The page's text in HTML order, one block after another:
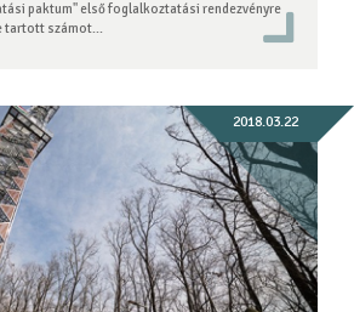
paktum" első foglalkoztatási rendezvényre
tartott számot...
2018.03.22